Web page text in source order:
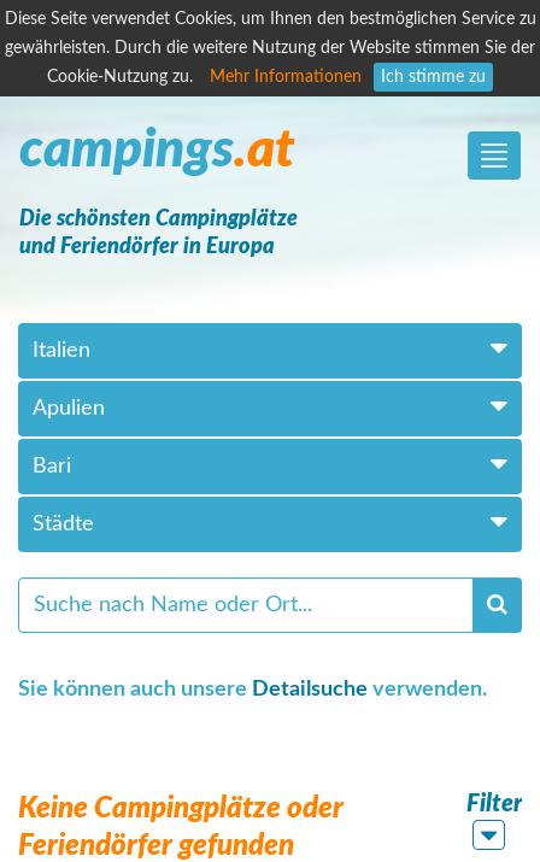
Diese Seite verwendet Cookies, um Ihnen den bestmöglichen Service zu
gewährleisten. Durch die weitere Nutzung der Website stimmen Sie der
Cookie-Nutzung zu.
Mehr Informationen Ich stimme zu
Toggle
campings.at
Die schönsten Campingplätze
und Feriendörfer in Europa
Italien
Apulien
Bari
Städte
Sie können auch unsere Detailsuche verwenden.
Keine Campingplätze oder
Feriendörfer gefunden
Filter